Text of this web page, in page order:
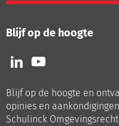
Blijf op de hoogte
Volg
ons
LinkedIn
Volg
ons
Youtube
Blijf op de hoogte en
opinies en
Schulinck